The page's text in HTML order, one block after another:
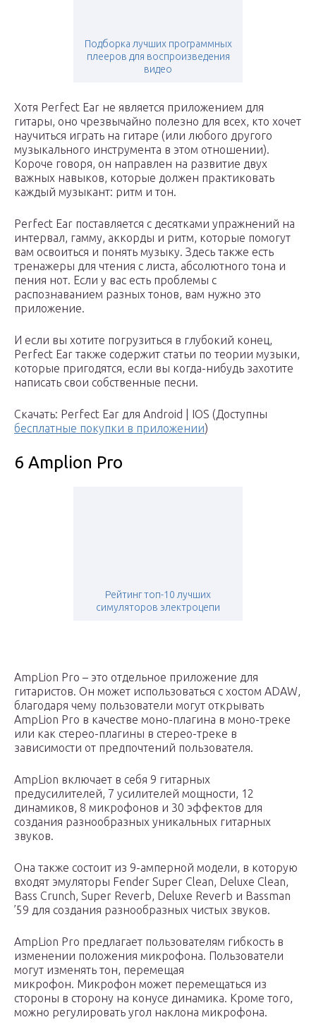
Подборка лучших программных
плееров для воспроизведения
видео
Хотя Perfect Ear не является приложением для
гитары, оно чрезвычайно полезно для всех, кто хочет
научиться играть на гитаре (или любого другого
музыкального инструмента в этом отношении).
Короче говоря, он направлен на развитие двух
важных навыков, которые должен практиковать
каждый музыкант: ритм и тон.
Perfect Ear поставляется с десятками упражнений на
интервал, гамму, аккорды и ритм, которые помогут
вам освоиться и понять музыку. Здесь также есть
тренажеры для чтения с листа, абсолютного тона и
пения нот. Если у вас есть проблемы с
распознаванием разных тонов, вам нужно это
приложение.
И если вы хотите погрузиться в глубокий конец,
Perfect Ear также содержит статьи по теории музыки,
которые пригодятся, если вы когда-нибудь захотите
написать свои собственные песни.
Скачать: Perfect Ear для Android | IOS (Доступны
бесплатные покупки в приложении)
6 Amplion Pro
Рейтинг топ-10 лучших
симуляторов электроцепи
AmpLion Pro – это отдельное приложение для
гитаристов. Он может использоваться с хостом ADAW,
благодаря чему пользователи могут открывать
AmpLion Pro в качестве моно-плагина в моно-треке
или как стерео-плагины в стерео-треке в
зависимости от предпочтений пользователя.
AmpLion включает в себя 9 гитарных
предусилителей, 7 усилителей мощности, 12
динамиков, 8 микрофонов и 30 эффектов для
создания разнообразных уникальных гитарных
звуков.
Она также состоит из 9-амперной модели, в которую
входят эмуляторы Fender Super Clean, Deluxe Clean,
Bass Crunch, Super Reverb, Deluxe Reverb и Bassman
’59 для создания разнообразных чистых звуков.
AmpLion Pro предлагает пользователям гибкость в
изменении положения микрофона. Пользователи
могут изменять тон, перемещая
микрофон. Микрофон может перемещаться из
стороны в сторону на конусе динамика. Кроме того,
можно регулировать угол наклона микрофона.